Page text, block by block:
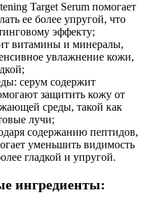
Target Serum помогает
ее более упругой, что
эффекту;
витамины и минералы,
увлажнение кожи,
серум содержит
защитить кожу от
среды, такой как
лучи;
содержанию пептидов,
уменьшить видимость
гладкой и упругой.
ингредиенты: